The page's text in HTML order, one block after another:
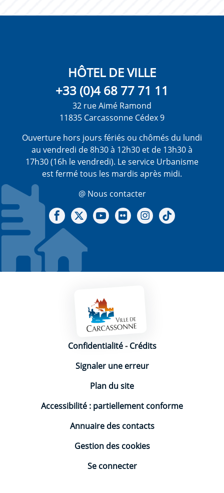
HÔTEL DE VILLE
+33 (0)4 68 77 71 11
32 rue Aimé Ramond
11835 Carcassonne Cédex 9
Ouverture hors jours fériés ou chômés du lundi
au vendredi de 8h30 à 12h30 et de 13h30 à
17h30 (16h le vendredi). Le service Urbanisme
est fermé tous les mardis après midi.
@ Nous contacter
Notre Facebook
Notre X - (twitter)
Notre chaine Youtube
Notre Gallerie sur Flickr
Notre Instagram
Mentions légales
Confidentialité-Crédits
Signaler une erreur
Plan du site
Accessibilité : partiellement conforme
Annuaire des contacts
Gestion des cookies
Se connecter